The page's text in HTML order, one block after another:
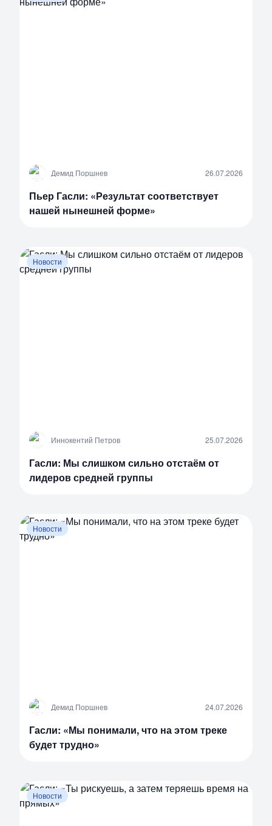
Д Демид Поршнев 26.07.2026
Пьер Гасли: «Результат соответствует
нашей нынешней форме»
Новости
И Иннокентий Петров 25.07.2026
Гасли: Мы слишком сильно отстаём от
лидеров средней группы
Новости
Д Демид Поршнев 24.07.2026
Гасли: «Мы понимали, что на этом треке
будет трудно»
Новости